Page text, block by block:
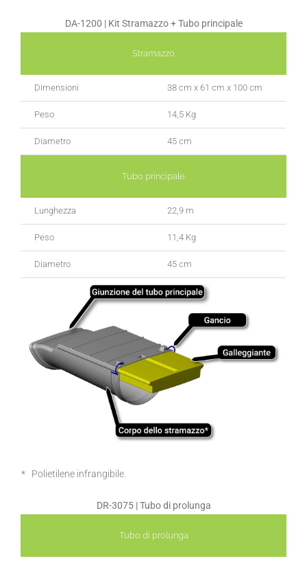
DA-1200 | Kit Stramazzo + Tubo principale
Stramazzo
Dimensioni 38 cm x 61 cm x 100 cm
Peso 14,5 Kg
Diametro 45 cm
Tubo principale
Lunghezza 22,9 m
Peso 11,4 Kg
Diametro 45 cm
* Polietilene infrangibile.
DR-3075 | Tubo di prolunga
Tubo di prolunga